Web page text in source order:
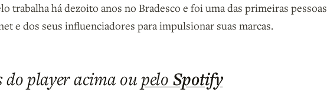
trabalha há dezoito anos no Bradesco e foi uma das primeiras pessoas
e dos seus influenciadores para impulsionar suas marcas.
do player acima oupelo Spotify